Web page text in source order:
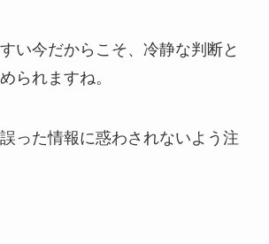
い今だからこそ、冷静な判断と
られますね。
った情報に惑わされないよう注